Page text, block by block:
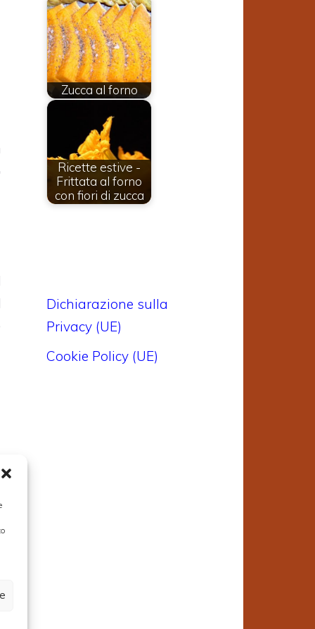
Zucca al forno
Ricette estive -
Frittata al forno
con fiori di zucca
Dichiarazione sulla
Privacy (UE)
Cookie Policy (UE)